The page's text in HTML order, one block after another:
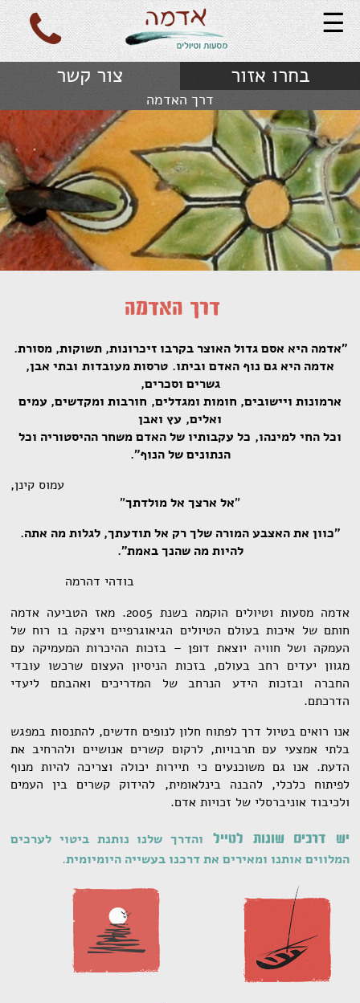
☰
צור קשר בחרו אזור
דרך האדמה
דרך האדמה
"אדמה היא אסם גדול האוצר בקרבו זיכרונות, תשוקות, מסורת.
אדמה היא גם נוף האדם וביתו. טרסות מעובדות ובתי אבן,
גשרים וסכרים,
ארמונות ויישובים, חומות ומגדלים, חורבות ומקדשים, עמים
ואלים, עץ ואבן
וכל החי למינהו, כל עקבותיו של האדם משחר ההיסטוריה וכל
הנתונים של הנוף".
עמוס קינן,
"אל ארצך אל מולדתך"
"כוון את האצבע המורה שלך רק אל תודעתך, לגלות מה אתה.
להיות מה שהנך באמת".
בודהי דהרמה
אדמה מסעות וטיולים הוקמה בשנת 2005. מאז הטביעה אדמה
חותם של איכות בעולם הטיולים הגיאוגרפיים ויצקה בו רוח של
העמקה ושל חוויה יוצאת דופן – בזכות ההיכרות המעמיקה עם
מגוון יעדים רחב בעולם, בזכות הניסיון העצום שרכשו עובדי
החברה ובזכות הידע הנרחב של המדריכים ואהבתם ליעדי
הדרכתם.
אנו רואים בטיול דרך לפתוח חלון לנופים חדשים, להתנסות במפגש
בלתי אמצעי עם תרבויות, לרקום קשרים אנושיים ולהרחיב את
הדעת. אנו גם משוכנעים כי תיירות יכולה וצריכה להיות מנוף
לפיתוח כלכלי, להבנה בינלאומית, להידוק קשרים בין העמים
ולכיבוד אוניברסלי של זכויות אדם.
יש דרכים שונות לטייל והדרך שלנו נותנת ביטוי לערכים
המלווים אותנו ומאירים את דרכנו בעשייה היומיומית.